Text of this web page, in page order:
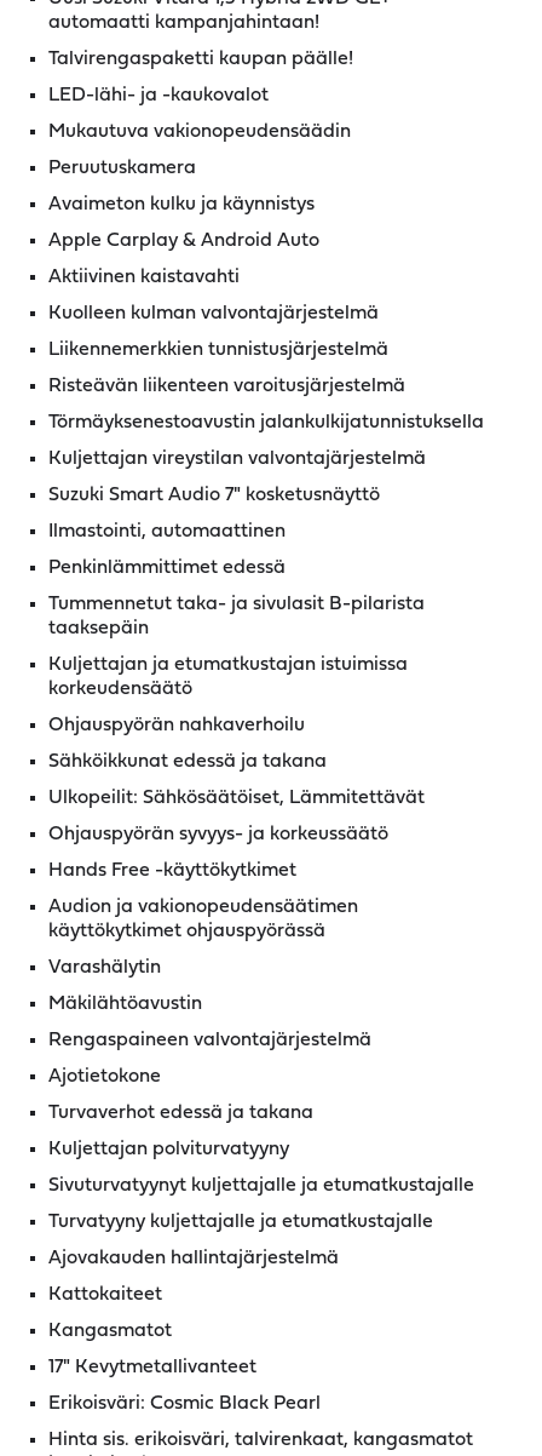
automaatti kampanjahintaan!
Talvirengaspaketti kaupan päälle!
LED-lähi- ja -kaukovalot
Mukautuva vakionopeudensäädin
Peruutuskamera
Avaimeton kulku ja käynnistys
Apple Carplay & Android Auto
Aktiivinen kaistavahti
Kuolleen kulman valvontajärjestelmä
Liikennemerkkien tunnistusjärjestelmä
Risteävän liikenteen varoitusjärjestelmä
Törmäyksenestoavustin jalankulkijatunnistuksella
Kuljettajan vireystilan valvontajärjestelmä
Suzuki Smart Audio 7" kosketusnäyttö
Ilmastointi, automaattinen
Penkinlämmittimet edessä
Tummennetut taka- ja sivulasit B-pilarista
taaksepäin
Kuljettajan ja etumatkustajan istuimissa
korkeudensäätö
Ohjauspyörän nahkaverhoilu
Sähköikkunat edessä ja takana
Ulkopeilit: Sähkösäätöiset, Lämmitettävät
Ohjauspyörän syvyys- ja korkeussäätö
Hands Free -käyttökytkimet
Audion ja vakionopeudensäätimen
käyttökytkimet ohjauspyörässä
Varashälytin
Mäkilähtöavustin
Rengaspaineen valvontajärjestelmä
Ajotietokone
Turvaverhot edessä ja takana
Kuljettajan polviturvatyyny
Sivuturvatyynyt kuljettajalle ja etumatkustajalle
Turvatyyny kuljettajalle ja etumatkustajalle
Ajovakauden hallintajärjestelmä
Kattokaiteet
Kangasmatot
17" Kevytmetallivanteet
Erikoisväri: Cosmic Black Pearl
Hinta sis. erikoisväri, talvirenkaat, kangasmatot